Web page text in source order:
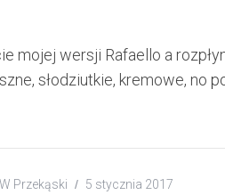
mojej wersji Rafaello a
słodziutkie, kremowe, no
Przekąski 5 stycznia 2017
r
r